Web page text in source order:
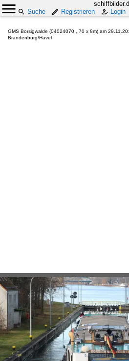
Suche
Registrieren Login
GMS Borsigwalde (04024070 , 70 x 8m) am
Brandenburg/Havel